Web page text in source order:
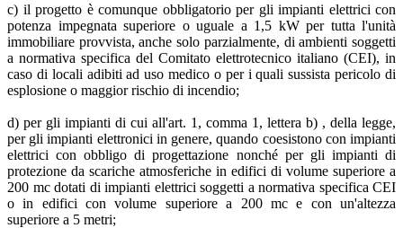
c) il progetto è comunque obbligatorio per gli impianti elettrici con
potenza impegnata superiore o uguale a 1,5 kW per tutta l'unità
immobiliare provvista, anche solo parzialmente, di ambienti soggetti
a normativa specifica del Comitato elettrotecnico italiano (CEI), in
caso di locali adibiti ad uso medico o per i quali sussista pericolo di
esplosione o maggior rischio di incendio;
d) per gli impianti di cui all'art. 1, comma 1, lettera b) , della legge,
per gli impianti elettronici in genere, quando coesistono con impianti
elettrici con obbligo di progettazione nonché per gli impianti di
protezione da scariche atmosferiche in edifici di volume superiore a
200 mc dotati di impianti elettrici soggetti a normativa specifica CEI
o in edifici con volume superiore a 200 mc e con un'altezza
superiore a 5 metri;